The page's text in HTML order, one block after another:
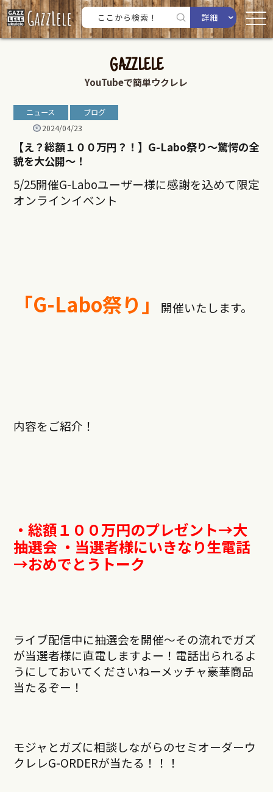
詳細
GAZZLELE
YouTubeで簡単ウクレレ
ニュース
ブログ
2024/04/23
【え？総額１００万円？！】G-Labo祭り〜驚愕の全
貌を大公開〜！
5/25開催G-Laboユーザー様に感謝を込めて限定
オンラインイベント
「G-Labo祭り」 開催いたします。
内容をご紹介！
・総額１００万円のプレゼント→大
抽選会 ・当選者様にいきなり生電話
→おめでとうトーク
ライブ配信中に抽選会を開催〜その流れでガズ
が当選者様に直電しますよー！電話出られるよ
うにしておいてくださいねーメッチャ豪華商品
当たるぞー！
モジャとガズに相談しながらのセミオーダーウ
クレレG-ORDERが当たる！！！